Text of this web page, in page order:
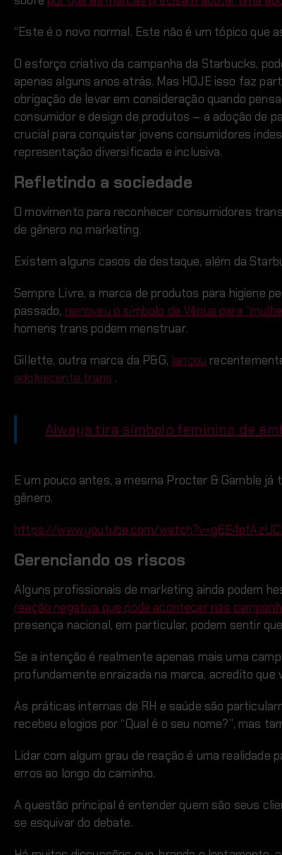
“Este é o novo normal. Este não é um tópico que
O esforço criativo da campanha da Starbucks,
apenas alguns anos atrás. Mas HOJE isso faz
obrigação de levar em consideração quando
consumidor e design de produtos – a adoção de
crucial para conquistar jovens consumidores
representação diversificada e inclusiva.
Refletindo a sociedade
O movimento para reconhecer consumidores
de gênero no marketing.
Existem alguns casos de destaque, além da
Sempre Livre, a marca de produtos para higiene
passado, removeu o símbolo de Vênus para
homens trans podem menstruar.
Gillette, outra marca da P&G, lançou
adolescente trans .
Always tira símbolo feminino de
E um pouco antes, a mesma Procter & Gamble
gênero.
https://www.youtube.com/
Gerenciando os riscos
Alguns profissionais de marketing ainda podem
reação negativa que pode acontecer nas
presença nacional, em particular, podem sentir
Se a intenção é realmente apenas mais uma
profundamente enraizada na marca, acredito que
As práticas internas de RH e saúde são
recebeu elogios por “Qual é o seu nome?”, mas
Lidar com algum grau de reação é uma
erros ao longo do caminho.
A questão principal é entender quem são seus
se esquivar do debate.